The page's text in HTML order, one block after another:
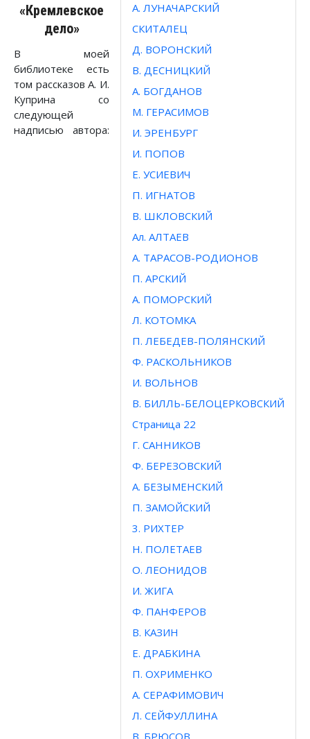
А. ЛУНАЧАРСКИЙ
СКИТАЛЕЦ
Д. ВОРОНСКИЙ
В. ДЕСНИЦКИЙ
А. БОГДАНОВ
М. ГЕРАСИМОВ
И. ЭРЕНБУРГ
И. ПОПОВ
Е. УСИЕВИЧ
П. ИГНАТОВ
В. ШКЛОВСКИЙ
Ал. АЛТАЕВ
А. ТАРАСОВ-РОДИОНОВ
П. АРСКИЙ
А. ПОМОРСКИЙ
Л. КОТОМКА
П. ЛЕБЕДЕВ-ПОЛЯНСКИЙ
Ф. РАСКОЛЬНИКОВ
И. ВОЛЬНОВ
В. БИЛЛЬ-БЕЛОЦЕРКОВСКИЙ
Страница 22
Г. САННИКОВ
Ф. БЕРЕЗОВСКИЙ
А. БЕЗЫМЕНСКИЙ
П. ЗАМОЙСКИЙ
3. РИХТЕР
Н. ПОЛЕТАЕВ
О. ЛЕОНИДОВ
И. ЖИГА
Ф. ПАНФЕРОВ
В. КАЗИН
Е. ДРАБКИНА
П. ОХРИМЕНКО
А. СЕРАФИМОВИЧ
Л. СЕЙФУЛЛИНА
«Кремлевское
дело»
В моей
библиотеке есть
том рассказов А. И.
Куприна со
следующей
надписью автора: